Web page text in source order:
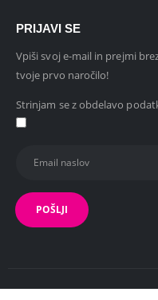
PRIJAVI SE
Vpiši svoj e-mail in prejmi
tvoje prvo naročilo!
Strinjam se z obdelavo